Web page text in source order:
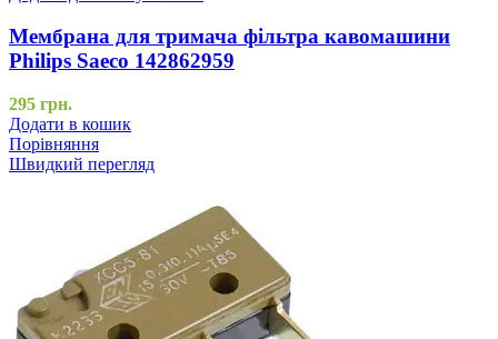
Мембрана для тримача фільтра кавомашини
Philips Saeco 142862959
295 грн.
Додати в кошик
Порівняння
Швидкий перегляд